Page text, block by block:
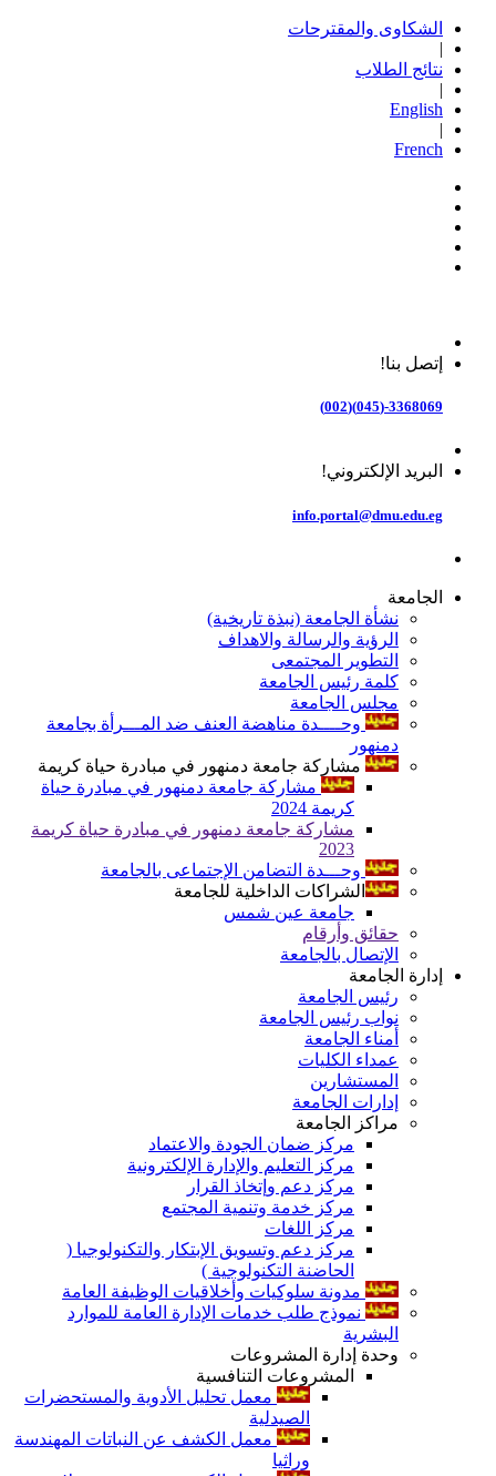
الشكاوى والمقترحات
|
نتائج الطلاب
|
English
|
French
إتصل بنا!
3368069-(045)(002)
البريد الإلكتروني!
info.portal@dmu.edu.eg
الجامعة
نشأة الجامعة (نبذة تاريخية)
الرؤية والرسالة والاهداف
التطوير المجتمعى
كلمة رئيس الجامعة
مجلس الجامعة
وحــــدة مناهضة العنف ضد المـــرأة بجامعة
دمنهور
مشاركة جامعة دمنهور في مبادرة حياة كريمة
مشاركة جامعة دمنهور في مبادرة حياة
كريمة 2024
مشاركة جامعة دمنهور في مبادرة حياة كريمة
2023
وحـــدة التضامن الإجتماعى بالجامعة
الشراكات الداخلية للجامعة
جامعة عين شمس
حقائق وأرقام
الإتصال بالجامعة
إدارة الجامعة
رئيس الجامعة
نواب رئيس الجامعة
أمناء الجامعة
عمداء الكليات
المستشارين
إدارات الجامعة
مراكز الجامعة
مركز ضمان الجودة والاعتماد
مركز التعليم والإدارة الإلكترونية
مركز دعم وإتخاذ القرار
مركز خدمة وتنمية المجتمع
مركز اللغات
مركز دعم وتسويق الإبتكار والتكنولوجيا (
الحاضنة التكنولوجية )
مدونة سلوكيات وأخلاقيات الوظيفة العامة
نموذج طلب خدمات الإدارة العامة للموارد
البشرية
وحدة إدارة المشروعات
المشروعات التنافسية
معمل تحليل الأدوية والمستحضرات
الصيدلية
معمل الكشف عن النباتات المهندسة
وراثيا